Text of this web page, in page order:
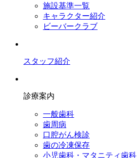
施設基準一覧
キャラクター紹介
ビーバークラブ
スタッフ紹介
診療案内
一般歯科
歯周病
口腔がん検診
歯の冷凍保存
小児歯科・マタニティ歯科